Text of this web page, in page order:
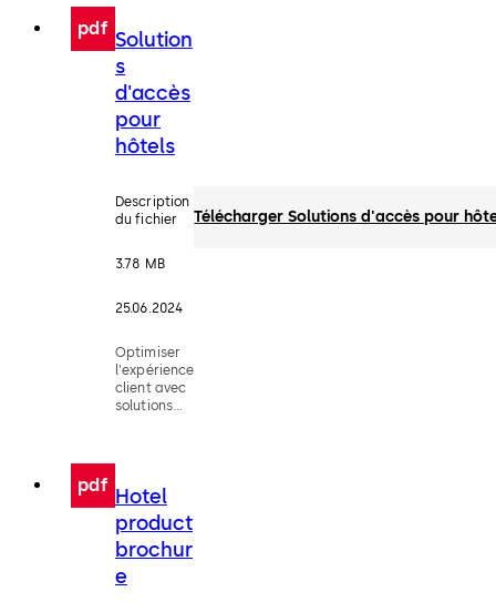
pdf Solution
s
d'accès
pour
hôtels
Description
du fichier
3.78 MB
25.06.2024
Optimiser
l'expérience
client avec
solutions
(FR)
Télécharger Solutions d'accès pour
pdf Hotel
product
brochur
e